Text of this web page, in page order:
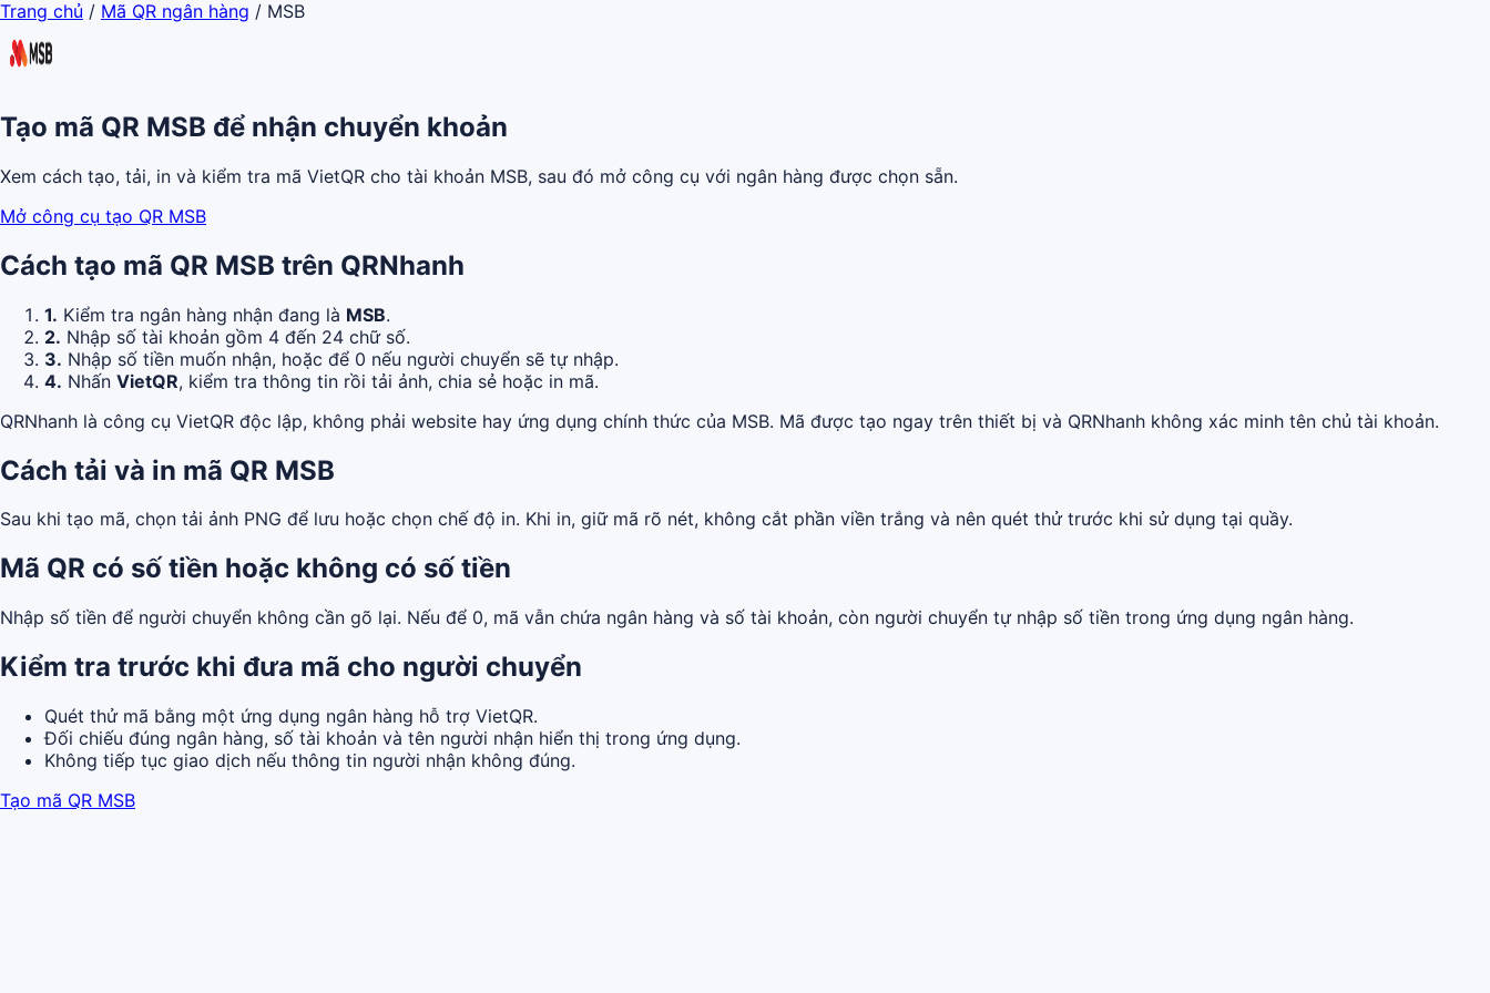
Trang chủ / Mã QR ngân hàng / MSB
Tạo mã QR MSB để nhận chuyển khoản
Xem cách tạo, tải, in và kiểm tra mã VietQR cho tài khoản MSB, sau đó mở công cụ với ngân hàng được chọn sẵn.
Mở công cụ tạo QR MSB
Cách tạo mã QR MSB trên QRNhanh
1. Kiểm tra ngân hàng nhận đang là MSB.
2. Nhập số tài khoản gồm 4 đến 24 chữ số.
3. Nhập số tiền muốn nhận, hoặc để 0 nếu người chuyển sẽ tự nhập.
4. Nhấn VietQR, kiểm tra thông tin rồi tải ảnh, chia sẻ hoặc in mã.
QRNhanh là công cụ VietQR độc lập, không phải website hay ứng dụng chính thức của MSB. Mã được tạo ngay trên thiết bị và QRNhanh không xác minh tên chủ tài khoản.
Cách tải và in mã QR MSB
Sau khi tạo mã, chọn tải ảnh PNG để lưu hoặc chọn chế độ in. Khi in, giữ mã rõ nét, không cắt phần viền trắng và nên quét thử trước khi sử dụng tại quầy.
Mã QR có số tiền hoặc không có số tiền
Nhập số tiền để người chuyển không cần gõ lại. Nếu để 0, mã vẫn chứa ngân hàng và số tài khoản, còn người chuyển tự nhập số tiền trong ứng dụng ngân hàng.
Kiểm tra trước khi đưa mã cho người chuyển
Quét thử mã bằng một ứng dụng ngân hàng hỗ trợ VietQR.
Đối chiếu đúng ngân hàng, số tài khoản và tên người nhận hiển thị trong ứng dụng.
Không tiếp tục giao dịch nếu thông tin người nhận không đúng.
Tạo mã QR MSB